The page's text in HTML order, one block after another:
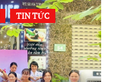
TIN TỨC